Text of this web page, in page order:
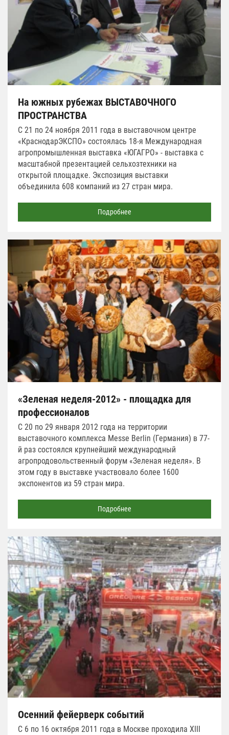
На южных рубежах ВЫСТАВОЧНОГО
ПРОСТРАНСТВА
С 21 по 24 ноября 2011 года в выставочном центре
«КраснодарЭКСПО» состоялась 18-я Международная
агропромышленная выставка «ЮГАГРО» - выставка с
масштабной презентацией сельхозтехники на
открытой площадке. Экспозиция выставки
объединила 608 компаний из 27 стран мира.
Подробнее
«Зеленая неделя-2012» - площадка для
профессионалов
С 20 по 29 января 2012 года на территории
выставочного комплекса Messe Berlin (Германия) в 77-
й раз состоялся крупнейший международный
агропродовольственный форум «Зеленая неделя». В
этом году в выставке участвовало более 1600
экспонентов из 59 стран мира.
Подробнее
Осенний фейерверк событий
С 6 по 16 октября 2011 года в Москве проходила XIII